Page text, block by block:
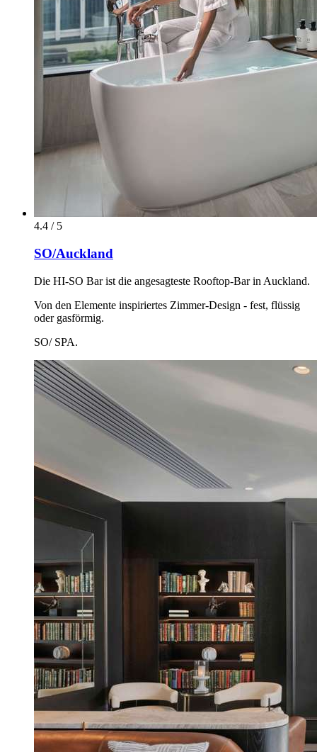
4.4 / 5
SO/Auckland
Die HI-SO Bar ist die angesagteste Rooftop-Bar in Auckland.
Von den Elemente inspiriertes Zimmer-Design - fest, flüssig
oder gasförmig.
SO/ SPA.